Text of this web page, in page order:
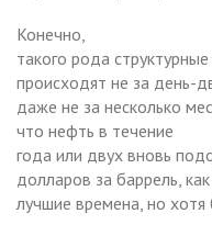
Конечно,
такого рода
происходят не за день-
даже не за несколько
что нефть в течение
года или двух вновь
долларов за баррель,
лучшие времена, но